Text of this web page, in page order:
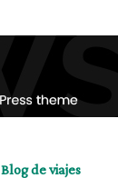
Blog de viajes